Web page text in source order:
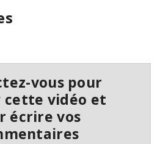
vous pour
cette vidéo et
écrire vos